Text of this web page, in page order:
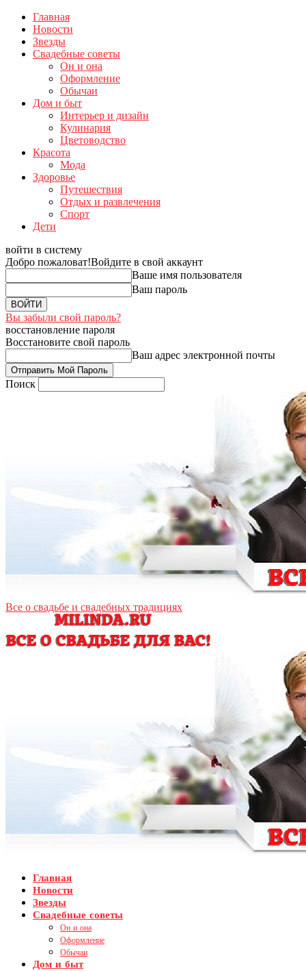
Главная
Новости
Звезды
Свадебные советы
Он и она
Оформление
Обычаи
Дом и быт
Интерьер и дизайн
Кулинария
Цветоводство
Красота
Мода
Здоровье
Путешествия
Отдых и развлечения
Спорт
Дети
войти в систему
Добро пожаловат!Войдите в свой аккаунт
Ваше имя пользователя
Ваш пароль
Вы забыли свой пароль?
восстановление пароля
Восстановите свой пароль
Ваш адрес электронной почты
Поиск
Все о свадьбе и свадебных традициях
Главная
Новости
Звезды
Свадебные советы
Он и она
Оформление
Обычаи
Дом и быт